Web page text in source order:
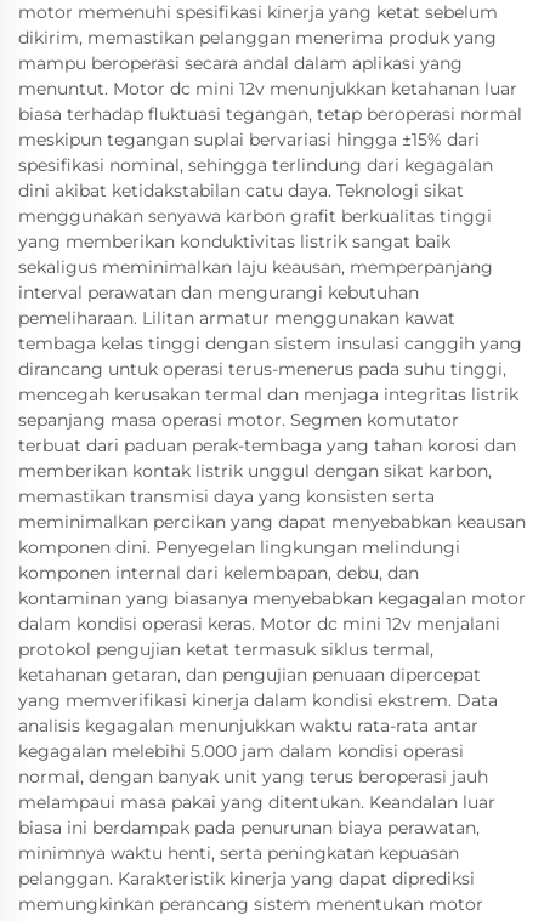
motor memenuhi spesifikasi kinerja yang ketat sebelum
dikirim, memastikan pelanggan menerima produk yang
mampu beroperasi secara andal dalam aplikasi yang
menuntut. Motor dc mini 12v menunjukkan ketahanan luar
biasa terhadap fluktuasi tegangan, tetap beroperasi normal
meskipun tegangan suplai bervariasi hingga ±15% dari
spesifikasi nominal, sehingga terlindung dari kegagalan
dini akibat ketidakstabilan catu daya. Teknologi sikat
menggunakan senyawa karbon grafit berkualitas tinggi
yang memberikan konduktivitas listrik sangat baik
sekaligus meminimalkan laju keausan, memperpanjang
interval perawatan dan mengurangi kebutuhan
pemeliharaan. Lilitan armatur menggunakan kawat
tembaga kelas tinggi dengan sistem insulasi canggih yang
dirancang untuk operasi terus-menerus pada suhu tinggi,
mencegah kerusakan termal dan menjaga integritas listrik
sepanjang masa operasi motor. Segmen komutator
terbuat dari paduan perak-tembaga yang tahan korosi dan
memberikan kontak listrik unggul dengan sikat karbon,
memastikan transmisi daya yang konsisten serta
meminimalkan percikan yang dapat menyebabkan keausan
komponen dini. Penyegelan lingkungan melindungi
komponen internal dari kelembapan, debu, dan
kontaminan yang biasanya menyebabkan kegagalan motor
dalam kondisi operasi keras. Motor dc mini 12v menjalani
protokol pengujian ketat termasuk siklus termal,
ketahanan getaran, dan pengujian penuaan dipercepat
yang memverifikasi kinerja dalam kondisi ekstrem. Data
analisis kegagalan menunjukkan waktu rata-rata antar
kegagalan melebihi 5.000 jam dalam kondisi operasi
normal, dengan banyak unit yang terus beroperasi jauh
melampaui masa pakai yang ditentukan. Keandalan luar
biasa ini berdampak pada penurunan biaya perawatan,
minimnya waktu henti, serta peningkatan kepuasan
pelanggan. Karakteristik kinerja yang dapat diprediksi
memungkinkan perancang sistem menentukan motor